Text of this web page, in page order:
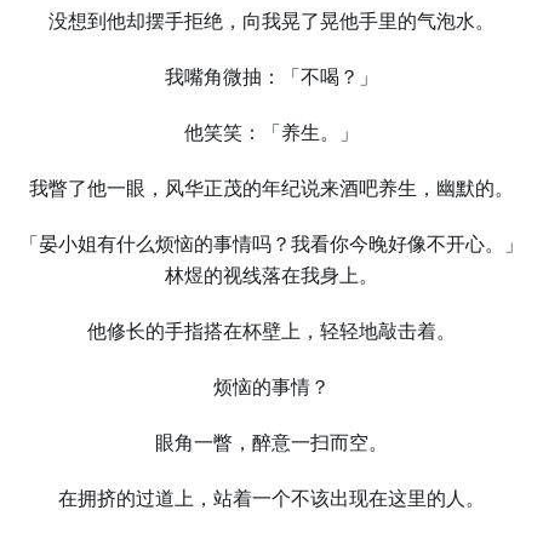
没想到他却摆手拒绝，向我晃了晃他手里的气泡水。
我嘴角微抽：「不喝？」
他笑笑：「养生。」
我瞥了他一眼，风华正茂的年纪说来酒吧养生，幽默的。
「晏小姐有什么烦恼的事情吗？我看你今晚好像不开心。」
林煜的视线落在我身上。
他修长的手指搭在杯壁上，轻轻地敲击着。
烦恼的事情？
眼角一瞥，醉意一扫而空。
在拥挤的过道上，站着一个不该出现在这里的人。